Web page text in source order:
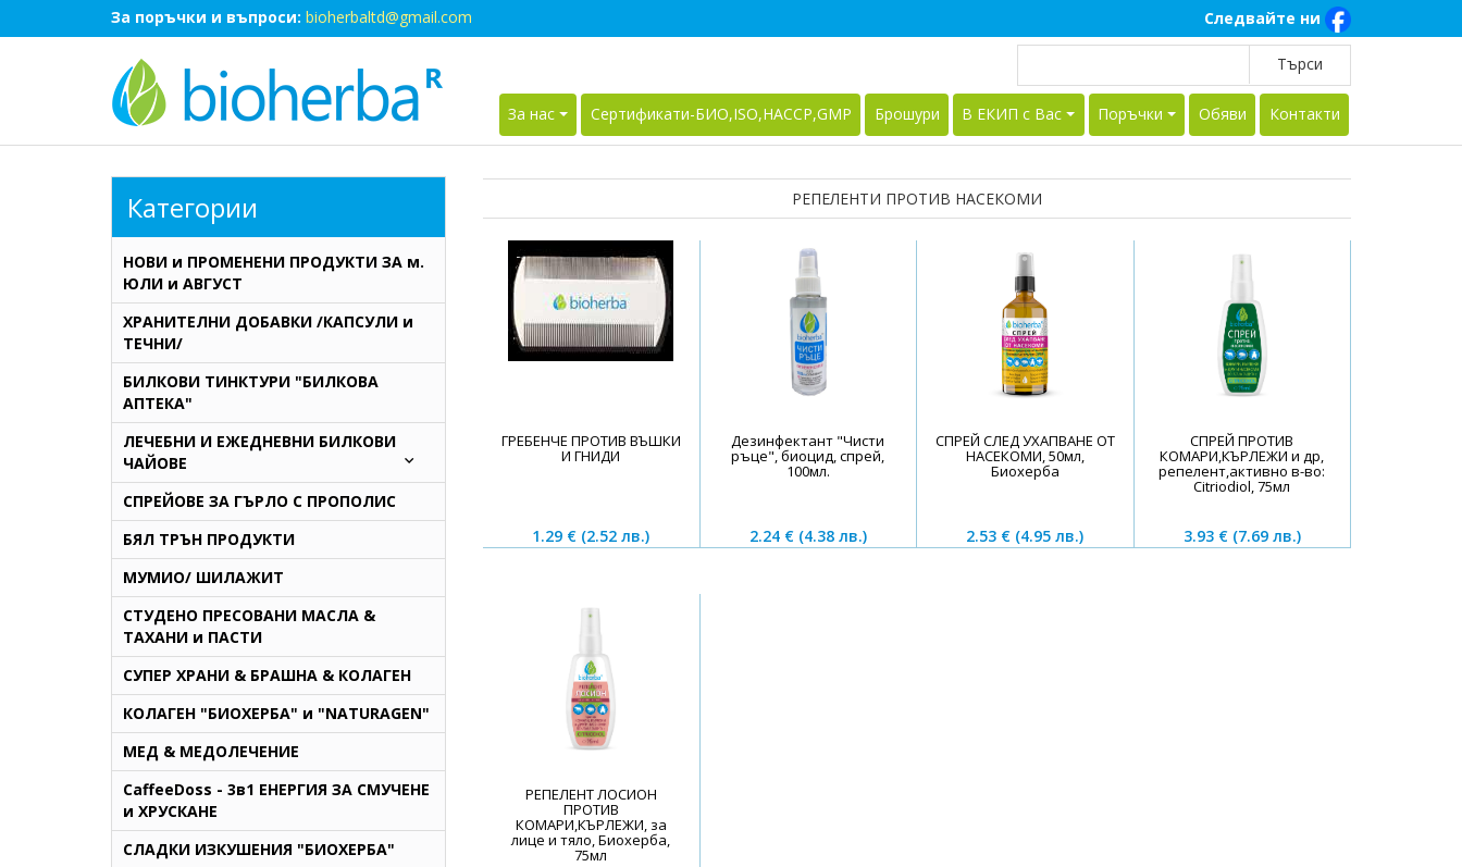
За поръчки и въпроси: bioherbaltd@gmail.com Следвайте ни
За нас Сертификати-БИО,ISO,HACCP,GMP Брошури В ЕКИП с Вас Поръчки Обяви Контакти
РЕПЕЛЕНТИ ПРОТИВ НАСЕКОМИ
ГРЕБЕНЧЕ ПРОТИВ ВЪШКИ
И ГНИДИ
1.29 € (2.52 лв.)
Дезинфектант "Чисти
ръце", биоцид, спрей,
100мл.
2.24 € (4.38 лв.)
СПРЕЙ СЛЕД УХАПВАНЕ ОТ
НАСЕКОМИ, 50мл,
Биохерба
2.53 € (4.95 лв.)
СПРЕЙ ПРОТИВ
КОМАРИ,КЪРЛЕЖИ и др,
репелент,активно в-во:
Citriodiol, 75мл
3.93 € (7.69 лв.)
РЕПЕЛЕНТ ЛОСИОН
ПРОТИВ
КОМАРИ,КЪРЛЕЖИ, за
лице и тяло, Биохерба,
75мл
Категории
НОВИ и ПРОМЕНЕНИ ПРОДУКТИ ЗА м.
ЮЛИ и АВГУСТ
ХРАНИТЕЛНИ ДОБАВКИ /КАПСУЛИ и
ТЕЧНИ/
БИЛКОВИ ТИНКТУРИ "БИЛКОВА
АПТЕКА"
ЛЕЧЕБНИ И ЕЖЕДНЕВНИ БИЛКОВИ
ЧАЙОВЕ
СПРЕЙОВЕ ЗА ГЪРЛО С ПРОПОЛИС
БЯЛ ТРЪН ПРОДУКТИ
МУМИО/ ШИЛАЖИТ
СТУДЕНО ПРЕСОВАНИ МАСЛА &
ТАХАНИ и ПАСТИ
СУПЕР ХРАНИ & БРАШНА & КОЛАГЕН
КОЛАГЕН "БИОХЕРБА" и "NATURAGEN"
МЕД & МЕДОЛЕЧЕНИЕ
CaffeeDoss - 3в1 ЕНЕРГИЯ ЗА СМУЧЕНЕ
и ХРУСКАНЕ
СЛАДКИ ИЗКУШЕНИЯ "БИОХЕРБА"